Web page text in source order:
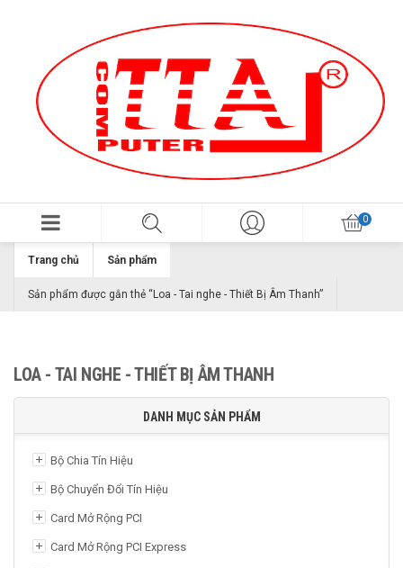
Trang chủ Sản phẩm
Sản phẩm được gắn thẻ “Loa - Tai nghe - Thiết Bị Âm Thanh”
LOA - TAI NGHE - THIẾT BỊ ÂM THANH
DANH MỤC SẢN PHẨM
Bộ Chia Tín Hiệu
Bộ Chuyển Đổi Tín Hiệu
Card Mở Rộng PCI
Card Mở Rộng PCI Express